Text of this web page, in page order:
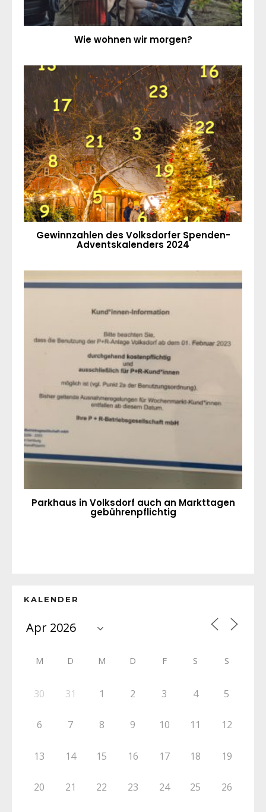
Wie wohnen wir morgen?
Gewinnzahlen des Volksdorfer Spenden-
Adventskalenders 2024
Parkhaus in Volksdorf auch an Markttagen
gebührenpflichtig
KALENDER
M D M D F S S
30 31 1 2 3 4 5
6 7 8 9 10 11 12
13 14 15 16 17 18 19
20 21 22 23 24 25 26